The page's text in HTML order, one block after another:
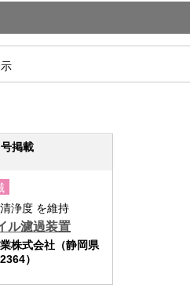
掲載
浄度 を維持
ル濾過装置
株式会社（静岡県
）